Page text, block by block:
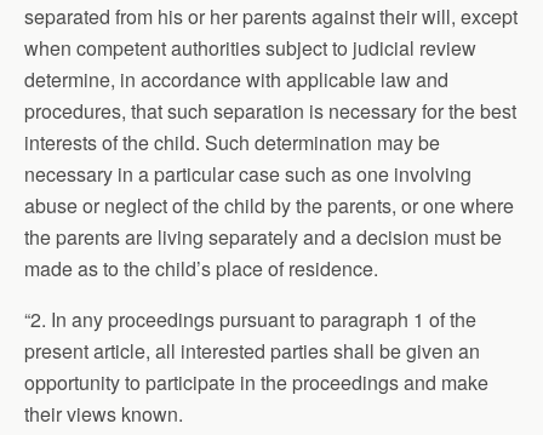
separated from his or her parents against their will, except
when competent authorities subject to judicial review
determine, in accordance with applicable law and
procedures, that such separation is necessary for the best
interests of the child. Such determination may be
necessary in a particular case such as one involving
abuse or neglect of the child by the parents, or one where
the parents are living separately and a decision must be
made as to the child’s place of residence.
“2. In any proceedings pursuant to paragraph 1 of the
present article, all interested parties shall be given an
opportunity to participate in the proceedings and make
their views known.